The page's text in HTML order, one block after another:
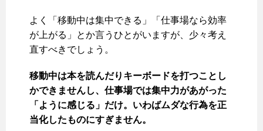
よく「移動中は集中できる」「仕事場なら効率
が上がる」とか言うひとがいますが、少々考え
直すべきでしょう。
移動中は本を読んだりキーボードを打つことし
かできませんし、仕事場では集中力があがった
「ように感じる」だけ。 いわばムダな行為を正
当化したものにすぎません。